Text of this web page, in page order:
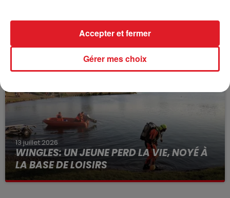
BÉTHUNE: ENQUÊTE POUR HOMICIDE
VOLONTAIRE EN COURS, APRÈS LA...
Selon les premiers éléments, le logement servait
à des prostituées
13 juillet 2026
WINGLES: UN JEUNE PERD LA VIE, NOYÉ À
LA BASE DE LOISIRS
La victime a coulé à pic
Gérer mes choix
Accepter et fermer